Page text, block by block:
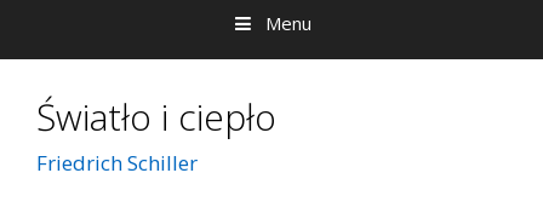
Menu
Światło i ciepło
Friedrich Schiller